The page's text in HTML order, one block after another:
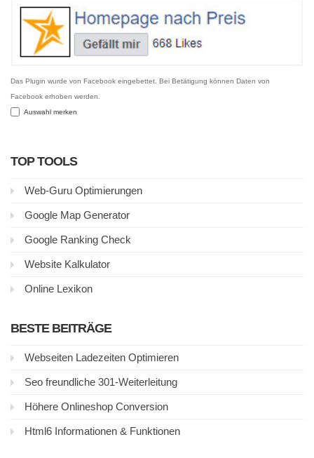
Das Plugin wurde von Facebook eingebettet. Bei Betätigung können Daten von
Facebook erhoben werden.
Auswahl merken
TOP TOOLS
Web-Guru Optimierungen
Google Map Generator
Google Ranking Check
Website Kalkulator
Online Lexikon
BESTE BEITRÄGE
Webseiten Ladezeiten Optimieren
Seo freundliche 301-Weiterleitung
Höhere Onlineshop Conversion
Html6 Informationen & Funktionen